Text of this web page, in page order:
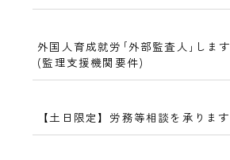
外国人育成就労｢外部監査人｣します
(監理支援機関要件)
【土日限定】労務等相談を承ります